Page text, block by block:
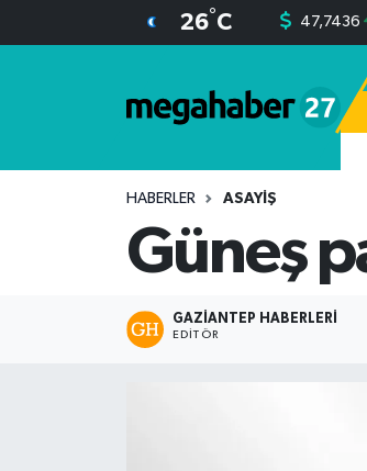
26°C 47,7436
HABERLER ASAYIŞ
Güneş
GAZIANTEP HABERLERI
EDITÖR
Süper Lig Puan Durumu ve Fikstür
Tüm Manşetler
Son Dakika Haberleri